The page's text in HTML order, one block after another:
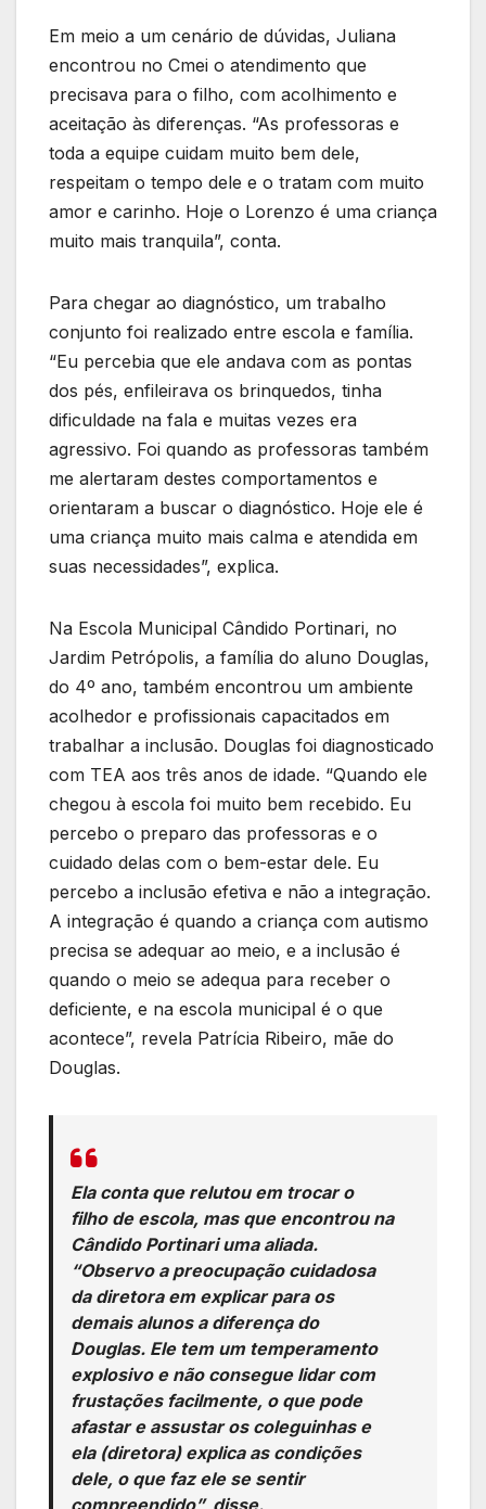
Em meio a um cenário de dúvidas, Juliana
encontrou no Cmei o atendimento que
precisava para o filho, com acolhimento e
aceitação às diferenças. “As professoras e
toda a equipe cuidam muito bem dele,
respeitam o tempo dele e o tratam com muito
amor e carinho. Hoje o Lorenzo é uma criança
muito mais tranquila”, conta.
Para chegar ao diagnóstico, um trabalho
conjunto foi realizado entre escola e família.
“Eu percebia que ele andava com as pontas
dos pés, enfileirava os brinquedos, tinha
dificuldade na fala e muitas vezes era
agressivo. Foi quando as professoras também
me alertaram destes comportamentos e
orientaram a buscar o diagnóstico. Hoje ele é
uma criança muito mais calma e atendida em
suas necessidades”, explica.
Na Escola Municipal Cândido Portinari, no
Jardim Petrópolis, a família do aluno Douglas,
do 4º ano, também encontrou um ambiente
acolhedor e profissionais capacitados em
trabalhar a inclusão. Douglas foi diagnosticado
com TEA aos três anos de idade. “Quando ele
chegou à escola foi muito bem recebido. Eu
percebo o preparo das professoras e o
cuidado delas com o bem-estar dele. Eu
percebo a inclusão efetiva e não a integração.
A integração é quando a criança com autismo
precisa se adequar ao meio, e a inclusão é
quando o meio se adequa para receber o
deficiente, e na escola municipal é o que
acontece”, revela Patrícia Ribeiro, mãe do
Douglas.
Ela conta que relutou em trocar o
filho de escola, mas que encontrou na
Cândido Portinari uma aliada.
“Observo a preocupação cuidadosa
da diretora em explicar para os
demais alunos a diferença do
Douglas. Ele tem um temperamento
explosivo e não consegue lidar com
frustações facilmente, o que pode
afastar e assustar os coleguinhas e
ela (diretora) explica as condições
dele, o que faz ele se sentir
compreendido”, disse.